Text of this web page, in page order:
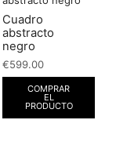
Cuadro
abstracto
negro
€599.00
COMPRAR
EL
PRODUCTO